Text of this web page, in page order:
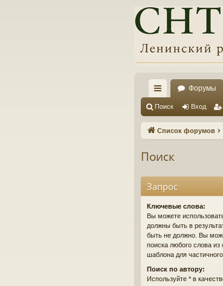
с
ы
и
Форумы
Поиск Вход
Список форумов
Поиск
Запрос
Ключевые слова:
Вы можете
должны быть в
быть не должно. Вы
поиска любого слова из
шаблона для
Поиск по автору:
Используйте * в